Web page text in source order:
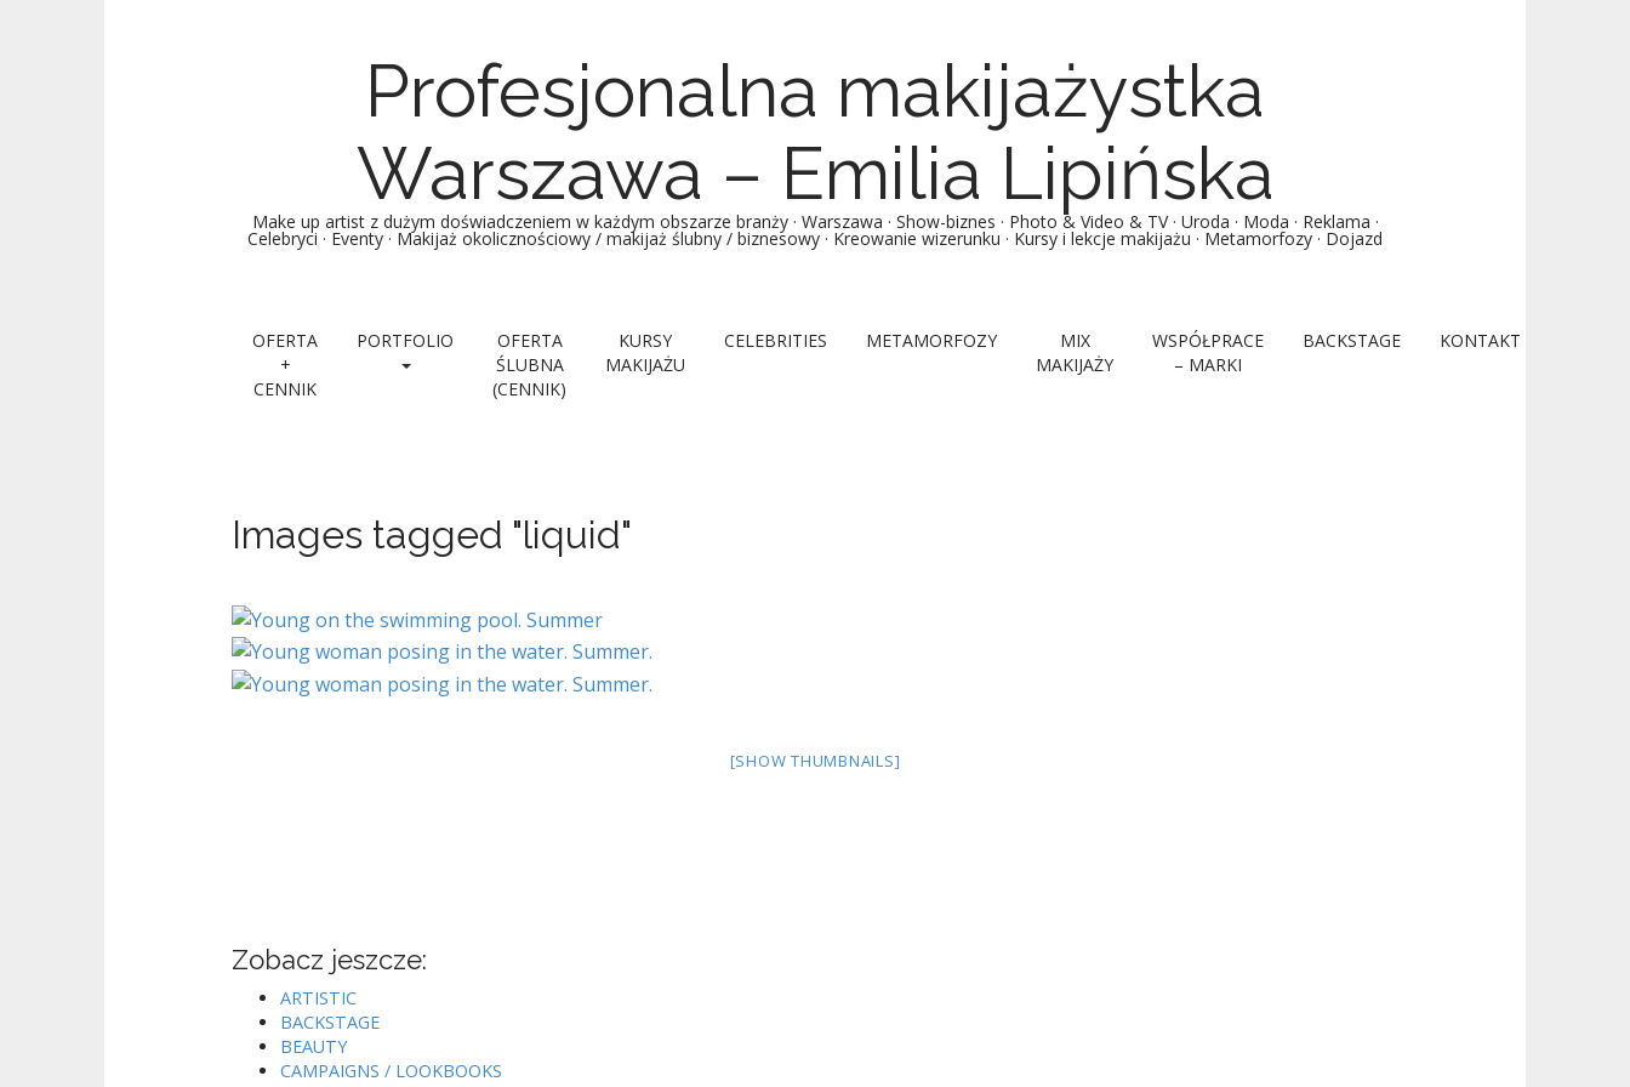
Profesjonalna makijażystka
Warszawa – Emilia Lipińska
Make up artist z dużym doświadczeniem w każdym obszarze branży · Warszawa · Show-biznes · Photo & Video & TV · Uroda · Moda · Reklama ·
Celebryci · Eventy · Makijaż okolicznościowy / makijaż ślubny / biznesowy · Kreowanie wizerunku · Kursy i lekcje makijażu · Metamorfozy · Dojazd
Main menu
Skip to content
OFERTA
+
CENNIK
PORTFOLIO
OFERTA
ŚLUBNA
(CENNIK)
KURSY
MAKIJAŻU
CELEBRITIES METAMORFOZY
MIX
MAKIJAŻY
WSPÓŁPRACE
– MARKI
BACKSTAGE KONTAKT
Images tagged "liquid"
[SHOW THUMBNAILS]
Zobacz jeszcze:
ARTISTIC
BACKSTAGE
BEAUTY
CAMPAIGNS / LOOKBOOKS